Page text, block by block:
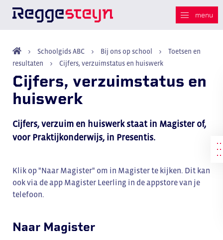
Schoolgids ABC Bij ons op school
Toetsen en
resultaten
Cijfers, verzuimstatus en huiswerk
Cijfers, verzuimstatus en
huiswerk
Cijfers, verzuim en huiswerk staat in Magister of,
voor Praktijkonderwijs, in Presentis.
Klik op "Naar Magister" om in Magister te kijken. Dit kan
ook via de app Magister Leerling in de appstore van je
telefoon.
Naar Magister